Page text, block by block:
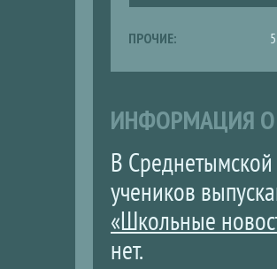
ПРОЧИЕ:
ИНФОРМАЦИЯ
В
учеников
«Школьные
нет.